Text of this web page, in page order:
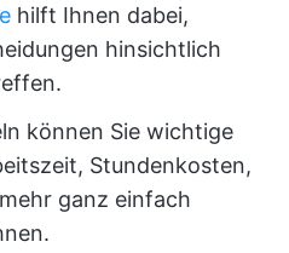
hilft Ihnen dabei,
hinsichtlich
können Sie wichtige
Stundenkosten,
ganz einfach